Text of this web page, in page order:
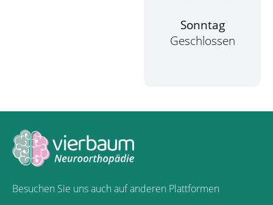
Sonntag
Geschlossen
Besuchen Sie uns auch auf anderen Plattformen